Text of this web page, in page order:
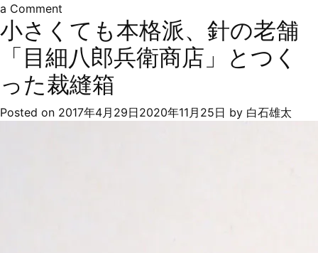
a Comment
真
白
じ
ゃ
な
小さくても本格派、針の老舗
「目細八郎兵衛商店」とつく
った裁縫箱
Posted on 2017年4月29日2020年11月25日 by 白石雄太